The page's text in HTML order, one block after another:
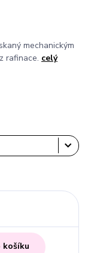
mechanickým
rafinace. celý
košíku